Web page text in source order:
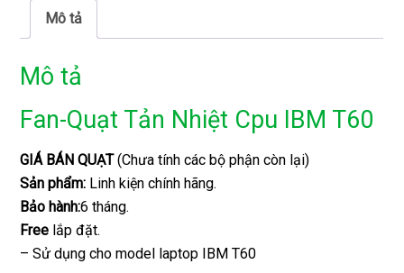
Mô tả
Mô tả
Fan-Quạt Tản Nhiệt Cpu IBM T60
GIÁ BÁN QUẠT(Chưa tính các bộ phận còn lại)
Sản phẩm: Linh kiện chính hãng.
Bảo hành:6 tháng.
Free lắp đặt.
– Sử dụng cho model laptop IBM T60